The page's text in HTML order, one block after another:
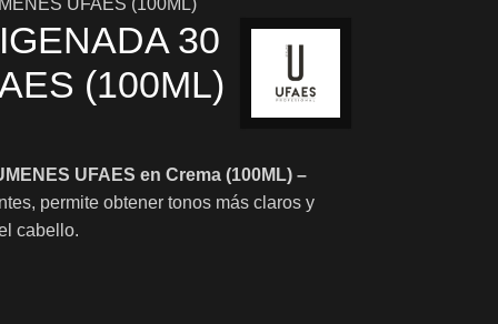
UFAES (100ML)
30
(100ML)
UFAES en Crema (100ML) –
permite obtener tonos más claros y
cabello.